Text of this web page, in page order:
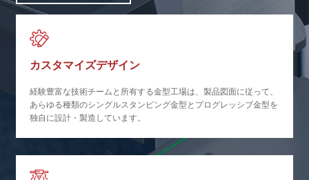
カスタマイズデザイン
経験豊富な技術チームと所有する金型工場は、製品図面に従って、
あらゆる種類のシングルスタンピング金型とプログレッシブ金型を
独自に設計・製造しています。